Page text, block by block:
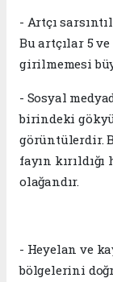
- Artçı
Bu artçılar 5
girilmemesi
- Sosyal
birindeki
görüntülerdir.
fayın
olağandır.
- Heyelan ve
bölgelerini